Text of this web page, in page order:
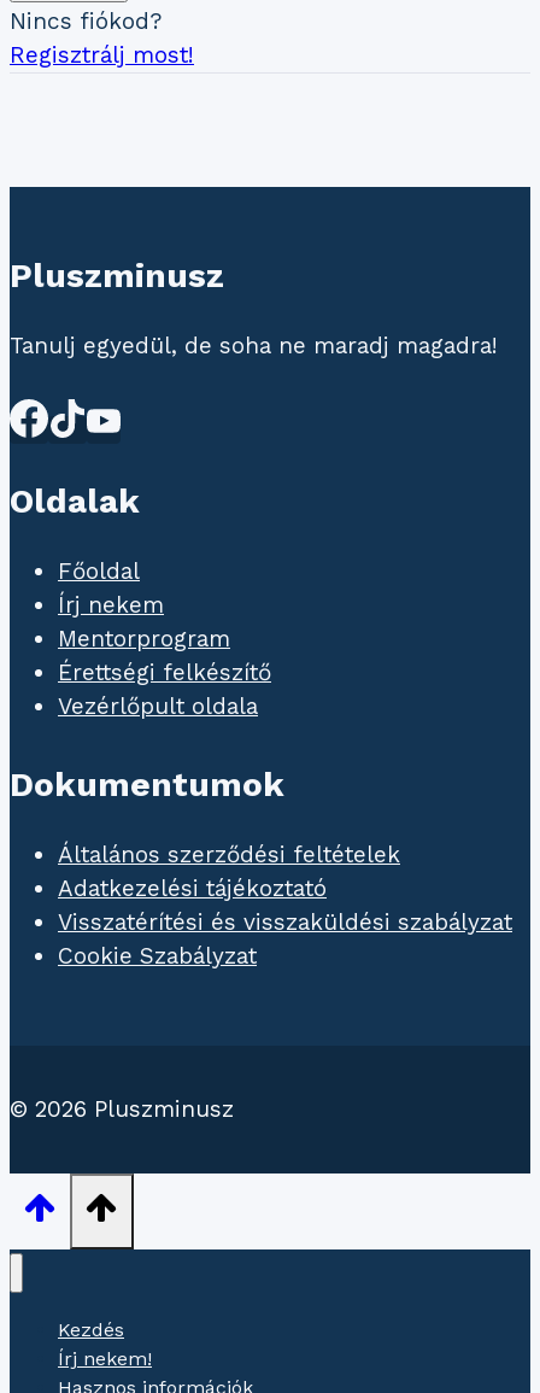
Nincs fiókod?
Regisztrálj most!
Pluszminusz
Tanulj egyedül, de soha ne maradj magadra!
Oldalak
Főoldal
Írj nekem
Mentorprogram
Érettségi felkészítő
Vezérlőpult oldala
Dokumentumok
Általános szerződési feltételek
Adatkezelési tájékoztató
Visszatérítési és visszaküldési szabályzat
Cookie Szabályzat
© 2026 Pluszminusz
Kezdés
Írj nekem!
Hasznos információk